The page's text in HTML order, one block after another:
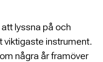
lyssna på och
viktigaste instrument.
några år framöver